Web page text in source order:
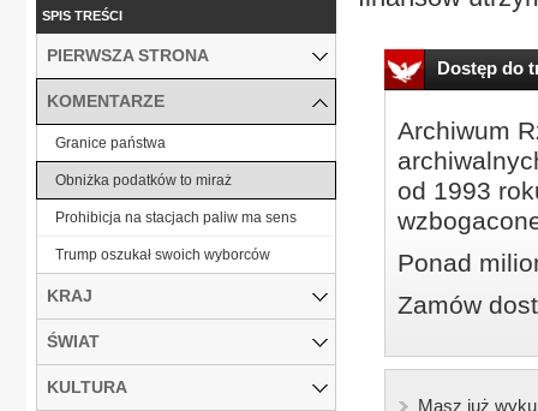
Dostęp do
Archiwum
od 1993
Ponad
Zamów
Masz już
SPIS TREŚCI
PIERWSZA STRONA
KOMENTARZE
Granice państwa
Obniżka podatków to miraż
Prohibicja na stacjach paliw ma sens
Trump oszukał swoich wyborców
KRAJ
ŚWIAT
KULTURA